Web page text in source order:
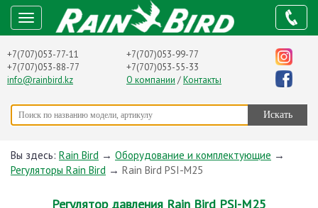
+7(707)053-77-11
+7(707)053-88-77
info@rainbird.kz
+7(707)053-99-77
+7(707)053-55-33
О компании /Контакты
Вы здесь: Rain Bird → Оборудование и комплектующие →
Регуляторы Rain Bird → Rain Bird PSI-M25
Регулятор давления Rain Bird PSI-M25